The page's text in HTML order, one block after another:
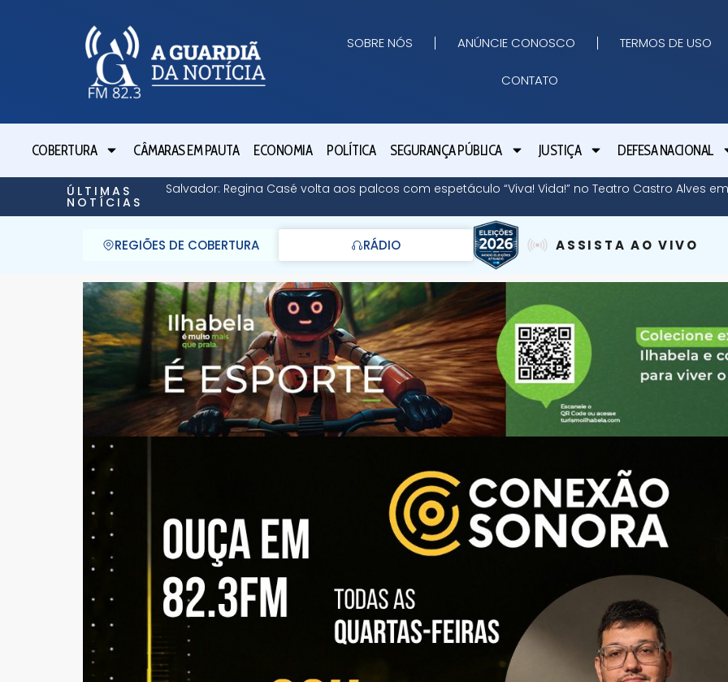
SOBRE NÓS ANÚNCIE CONOSCO TERMOS DE USO
CONTATO
COBERTURA CÂMARAS EM PAUTA ECONOMIA POLÍTICA SEGURANÇA PÚBLICA JUSTIÇA DEFESA NACIONAL
ÚLTIMAS
NOTÍCIAS
Salvador: Regina Casé volta aos palcos com espetáculo “Viva! Vida!” no Teatro Castro Alves
REGIÕES DE COBERTURA RÁDIO ASSISTA AO VIVO